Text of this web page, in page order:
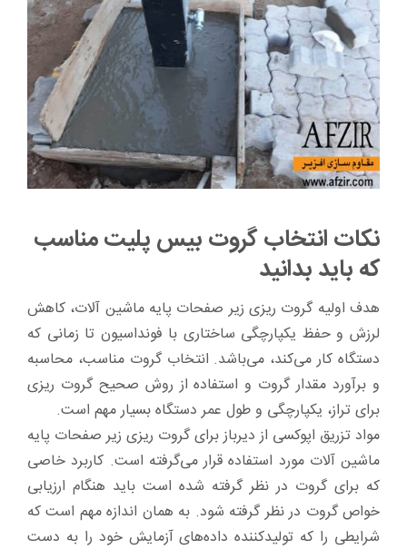
نکات انتخاب گروت بیس پلیت مناسب
که باید بدانید
هدف اولیه گروت ریزی زیر صفحات پایه ماشین آلات، کاهش
لرزش و حفظ یکپارچگی ساختاری با فونداسیون تا زمانی که
دستگاه کار می‌کند، می‌باشد. انتخاب گروت مناسب، محاسبه
و برآورد مقدار گروت و استفاده از روش صحیح گروت ریزی
برای تراز، یکپارچگی و طول عمر دستگاه بسیار مهم است.
مواد تزریق اپوکسی از دیرباز برای گروت ریزی زیر صفحات پایه
ماشین آلات مورد استفاده قرار می‌گرفته است. کاربرد خاصی
که برای گروت در نظر گرفته شده است باید هنگام ارزیابی
خواص گروت در نظر گرفته شود. به همان اندازه مهم است که
شرایطی را که تولید‌کننده داده‌های آزمایش خود را به دست